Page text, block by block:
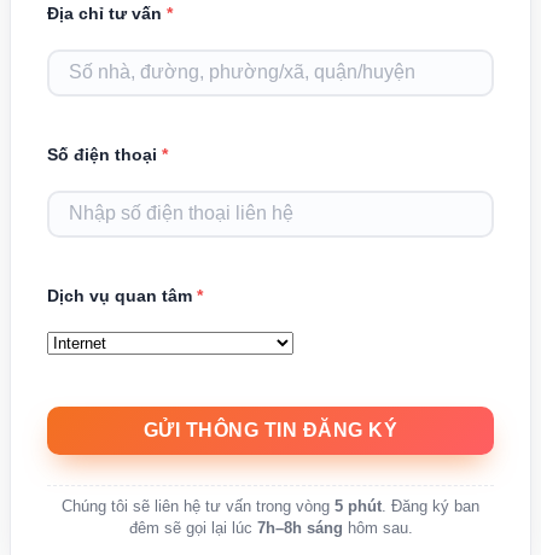
Địa chỉ tư vấn *
Số điện thoại *
Dịch vụ quan tâm *
Chúng tôi sẽ liên hệ tư vấn trong vòng 5 phút . Đăng ký ban
đêm sẽ gọi lại lúc 7h–8h sáng hôm sau.